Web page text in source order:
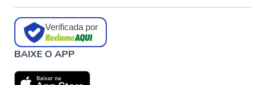
Verificada por
BAIXE O APP